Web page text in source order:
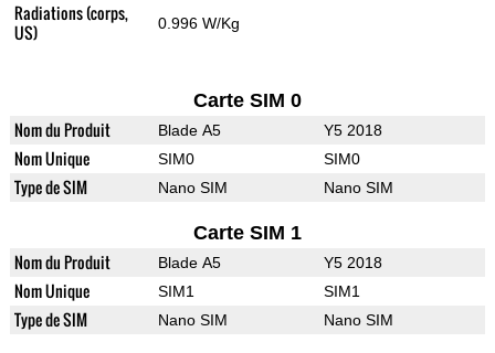
Radiations (corps,
US)
0.996 W/Kg
Carte SIM 0
Nom du Produit Blade A5 Y5 2018
Nom Unique SIM0 SIM0
Type de SIM Nano SIM Nano SIM
Carte SIM 1
Nom du Produit Blade A5 Y5 2018
Nom Unique SIM1 SIM1
Type de SIM Nano SIM Nano SIM